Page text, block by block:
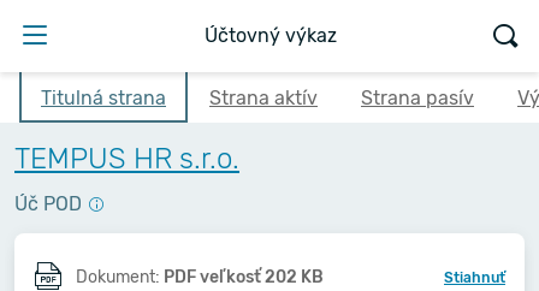
Účtovný výkaz
Titulná strana Strana aktív Strana pasív
TEMPUS HR s.r.o.
Úč POD
Dokument: PDF veľkosť 202 KB Stiahnuť